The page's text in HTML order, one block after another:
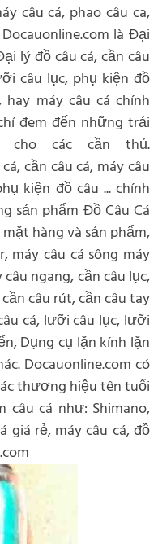
câu cá, phao câu ca,
là Đại
lý đồ câu cá, cần câu
câu lục, phụ kiện đồ
máy câu cá chính
đem đến những trải
các cần thủ.
cần câu cá, máy câu
kiện đồ câu ... chính
sản phẩm Đồ Câu Cá
hàng và sản phẩm,
máy câu cá sông máy
ngang, cần câu lục,
câu rút, cần câu tay
cá, lưỡi câu lục, lưỡi
Dụng cụ lặn kính lặn
Docauonline.com có
thương hiệu tên tuổi
câu cá như: Shimano,
giá rẻ, máy câu cá, đồ